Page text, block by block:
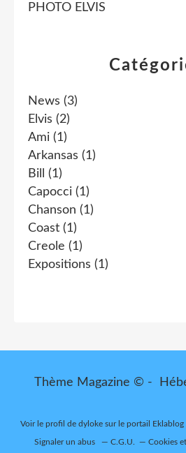
News (3)
Elvis (2)
Ami (1)
Arkansas (1)
Bill
(1)
Capocci (1)
Chanson (1)
Coast (1)
Creole (1)
Expositions (1)
PHOTO ELVIS
Thème Magazine © -
Voir le profil de dyloke sur le portail Eklablog
Signaler un abus C.G.U. Cookies